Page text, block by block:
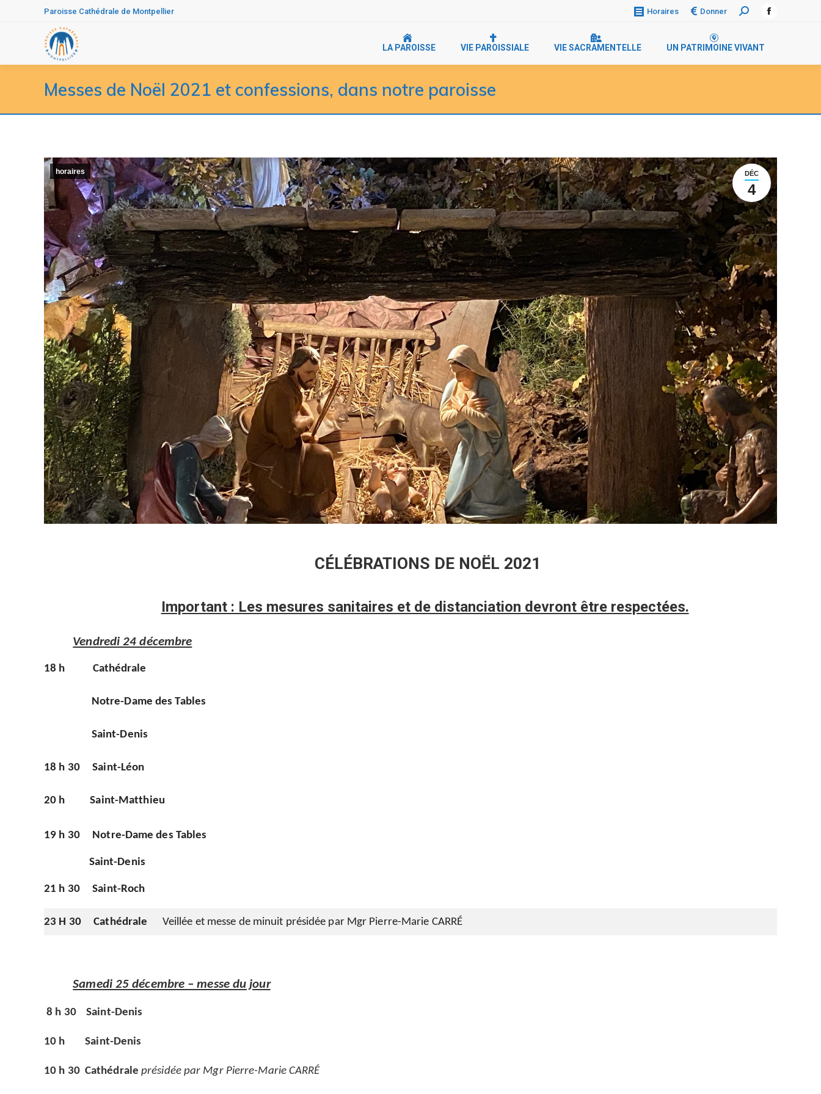
Paroisse Cathédrale de Montpellier Horaires Donner
LA PAROISSE VIE PAROISSIALE VIE SACRAMENTELLE UN PATRIMOINE VIVANT
Messes de Noël 2021 et confessions, dans notre paroisse
DÉC
4
horaires
CÉLÉBRATIONS DE NOËL 2021
Important : Les mesures sanitaires et de distanciation devront être respectées.
Vendredi 24 décembre
18 h Cathédrale
Notre-Dame des Tables
Saint-Denis
18 h 30 Saint-Léon
20 h Saint-Matthieu
19 h 30 Notre-Dame des Tables
Saint-Denis
21 h 30 Saint-Roch
23 H 30Cathédrale Veillée et messe de minuit présidée par Mgr Pierre-Marie CARRÉ
Samedi 25 décembre – messe du jour
8 h 30 Saint-Denis
10 h Saint-Denis
10 h 30 Cathédraleprésidée par Mgr Pierre-Marie CARRÉ